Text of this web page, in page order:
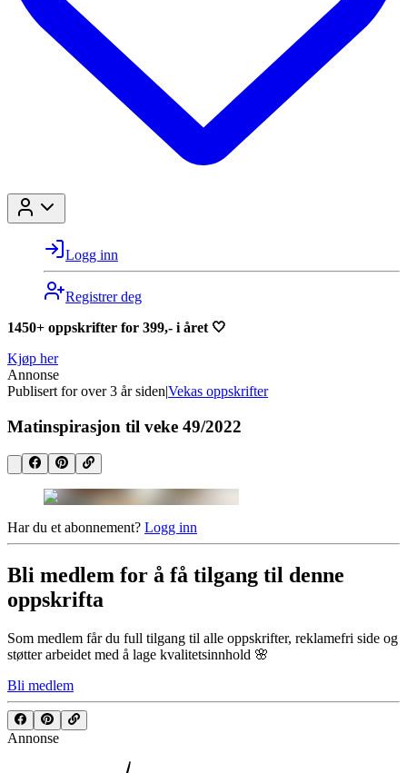
Logg inn
Registrer deg
1450+ oppskrifter for 399,- i året 🤍
Kjøp her
Annonse
Publisert for over 3 år siden|Vekas oppskrifter
Matinspirasjon til veke 49/2022
Har du et abonnement? Logg inn
Bli medlem for å få tilgang til denne
oppskrifta
Som medlem får du full tilgang til alle oppskrifter, reklamefri side og
støtter arbeidet med å lage kvalitetsinnhold 🌸
Bli medlem
Annonse